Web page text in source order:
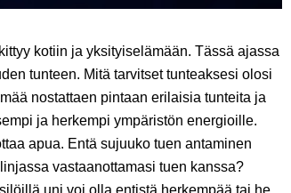
kotiin ja yksityiselämään. Tässä ajassa
tunteen. Mitä tarvitset tunteaksesi olosi
nostattaen pintaan erilaisia tunteita ja
ja herkempi ympäristön energioille.
apua. Entä sujuuko tuen antaminen
vastaanottamasi tuen kanssa?
uni voi olla entistä herkempää tai he